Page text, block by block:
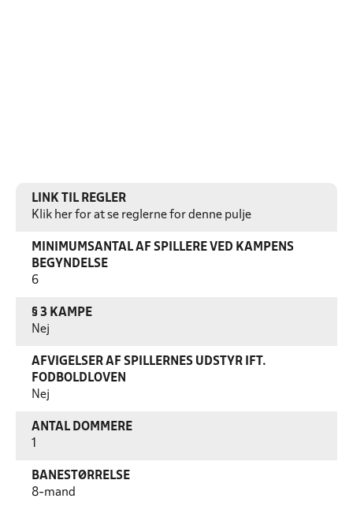
LINK TIL REGLER
Klik her for at se reglerne for denne pulje
MINIMUMSANTAL AF SPILLERE VED KAMPENS
BEGYNDELSE
6
§ 3 KAMPE
Nej
AFVIGELSER AF SPILLERNES UDSTYR IFT.
FODBOLDLOVEN
Nej
ANTAL DOMMERE
BANESTØRRELSE
8-mand